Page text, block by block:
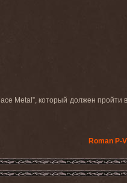
Metal”, который должен пройти
Roman P-